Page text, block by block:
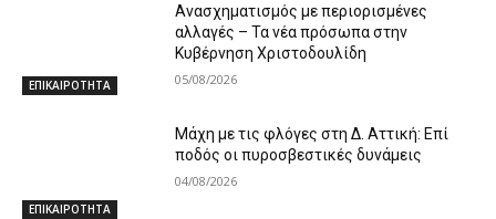
ΕΠΙΚΑΙΡΟΤΗΤΑ
Ανασχηματισμός με περιορισμένες
αλλαγές – Τα νέα πρόσωπα στην
Κυβέρνηση Χριστοδουλίδη
05/08/2026
ΕΠΙΚΑΙΡΟΤΗΤΑ
Μάχη με τις φλόγες στη Δ. Αττική: Επί
ποδός οι πυροσβεστικές δυνάμεις
04/08/2026